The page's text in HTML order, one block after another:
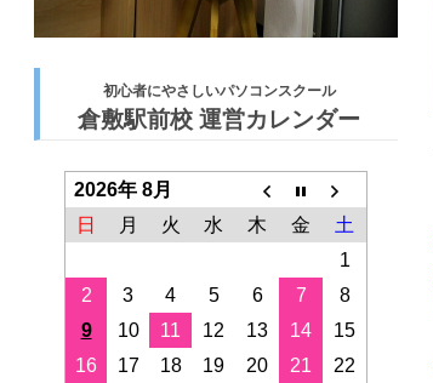
初心者にやさしいパソコンスクール
倉敷駅前校 運営カレンダー
2026年 8月
日
月 火 水 木 金
土
1
2
3 4 5 6 7
8
9
10 11 12 13 14
15
16
17 18 19 20 21
22